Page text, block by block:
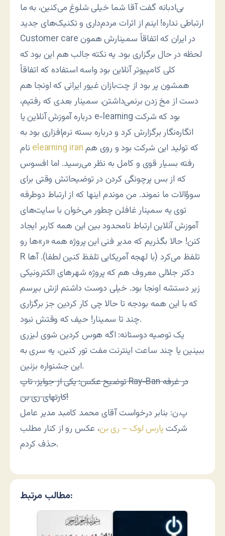
بی‌ادبانه گفت آقا شما خیلی شلوغ می‌کنین، به ما
ارتباطی نداره! اینم از اثرات مردم‌داری و تکنیک‌های جدید
Customer care در ایران که اتفاقاً سمینارش همون
لحظه در حال برگزاری بود. یه نکته جالب هم این بود که
کلی کامپیوتر آنلاین بود واسه استفاده که اتفاقاً
همشون پر بود از چت‌بازان غیور ایرانی که اونجا هم
دست از مخ زدن برنمی‌داشتن. سمینار بعدی که رفتیم،
درباره آموزش آنلاین یا e-learning بود که شرکت
انگاره‌نگار برگزارش کرد و درباره بسته نرم‌افزاری بود به
elearning iranکه تولید این شرکت بود و روی هم
رفته بسیار قوی و کامل به نظر می‌رسید. اما افسوس
که از بس پرچونگی کردن در توضیحاتش وقتی برای
سوؤالات ما نموند. من موندم اینها که از ارتباط دوطرفه
توی یه سمینار غافلن چطور می‌خوان با سایت‌های
آموزش آنلاین ارتباط نامحدود بین این همه کاربر ایجاد
کنن! حالا بگذریم که مدیر فنی این پروژه همه «ر»ها رو
R تلفظ می‌کرد (با لهجه آمریکایی تلفظ کنین لطفا). آها
دکتر جلالی معروف هم که پروژه شهرهای الکترونیکی
زیر دستشه اونجا بود. خیلی دوست داشتم ازش بپرسم
که با این همه بودجه تا حالا چی کار کردین جز برگزاری
چند تا سمینار! حیف که وقتش نبود.
یک توصیه دوستانه: اگه هوس کردین شوی لیزری
ببینین یا چند ساعت اینترنت مفت تور کنین، یه سری به
این جشنواره بزنین.
توضیح عکس: یکی از جوایز، تاپ Ray-Ban در غرفه
کارتهای ری بن!
پ.ن: بنابر درخواست آقای محمد کامبد مدیر عامل
شرکتپارس لوک – ری بن، عکس رو از کنار مطلب
حذف کردم.
مطالب مرتبط: